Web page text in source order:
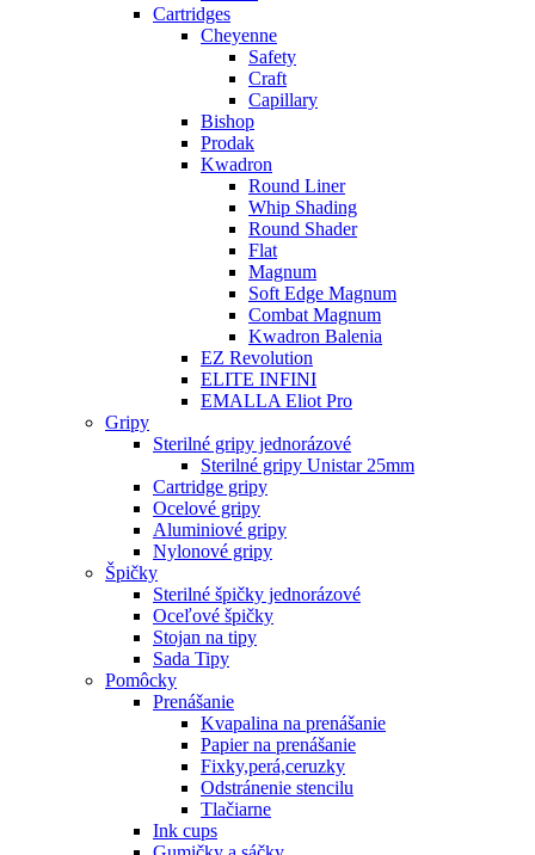
Cartridges
Cheyenne
Safety
Craft
Capillary
Bishop
Prodak
Kwadron
Round Liner
Whip Shading
Round Shader
Flat
Magnum
Soft Edge Magnum
Combat Magnum
Kwadron Balenia
EZ Revolution
ELITE INFINI
EMALLA Eliot Pro
Gripy
Sterilné gripy jednorázové
Sterilné gripy Unistar 25mm
Cartridge gripy
Ocelové gripy
Aluminiové gripy
Nylonové gripy
Špičky
Sterilné špičky jednorázové
Oceľové špičky
Stojan na tipy
Sada Tipy
Pomôcky
Prenášanie
Kvapalina na prenášanie
Papier na prenášanie
Fixky,perá,ceruzky
Odstránenie stencilu
Tlačiarne
Ink cups